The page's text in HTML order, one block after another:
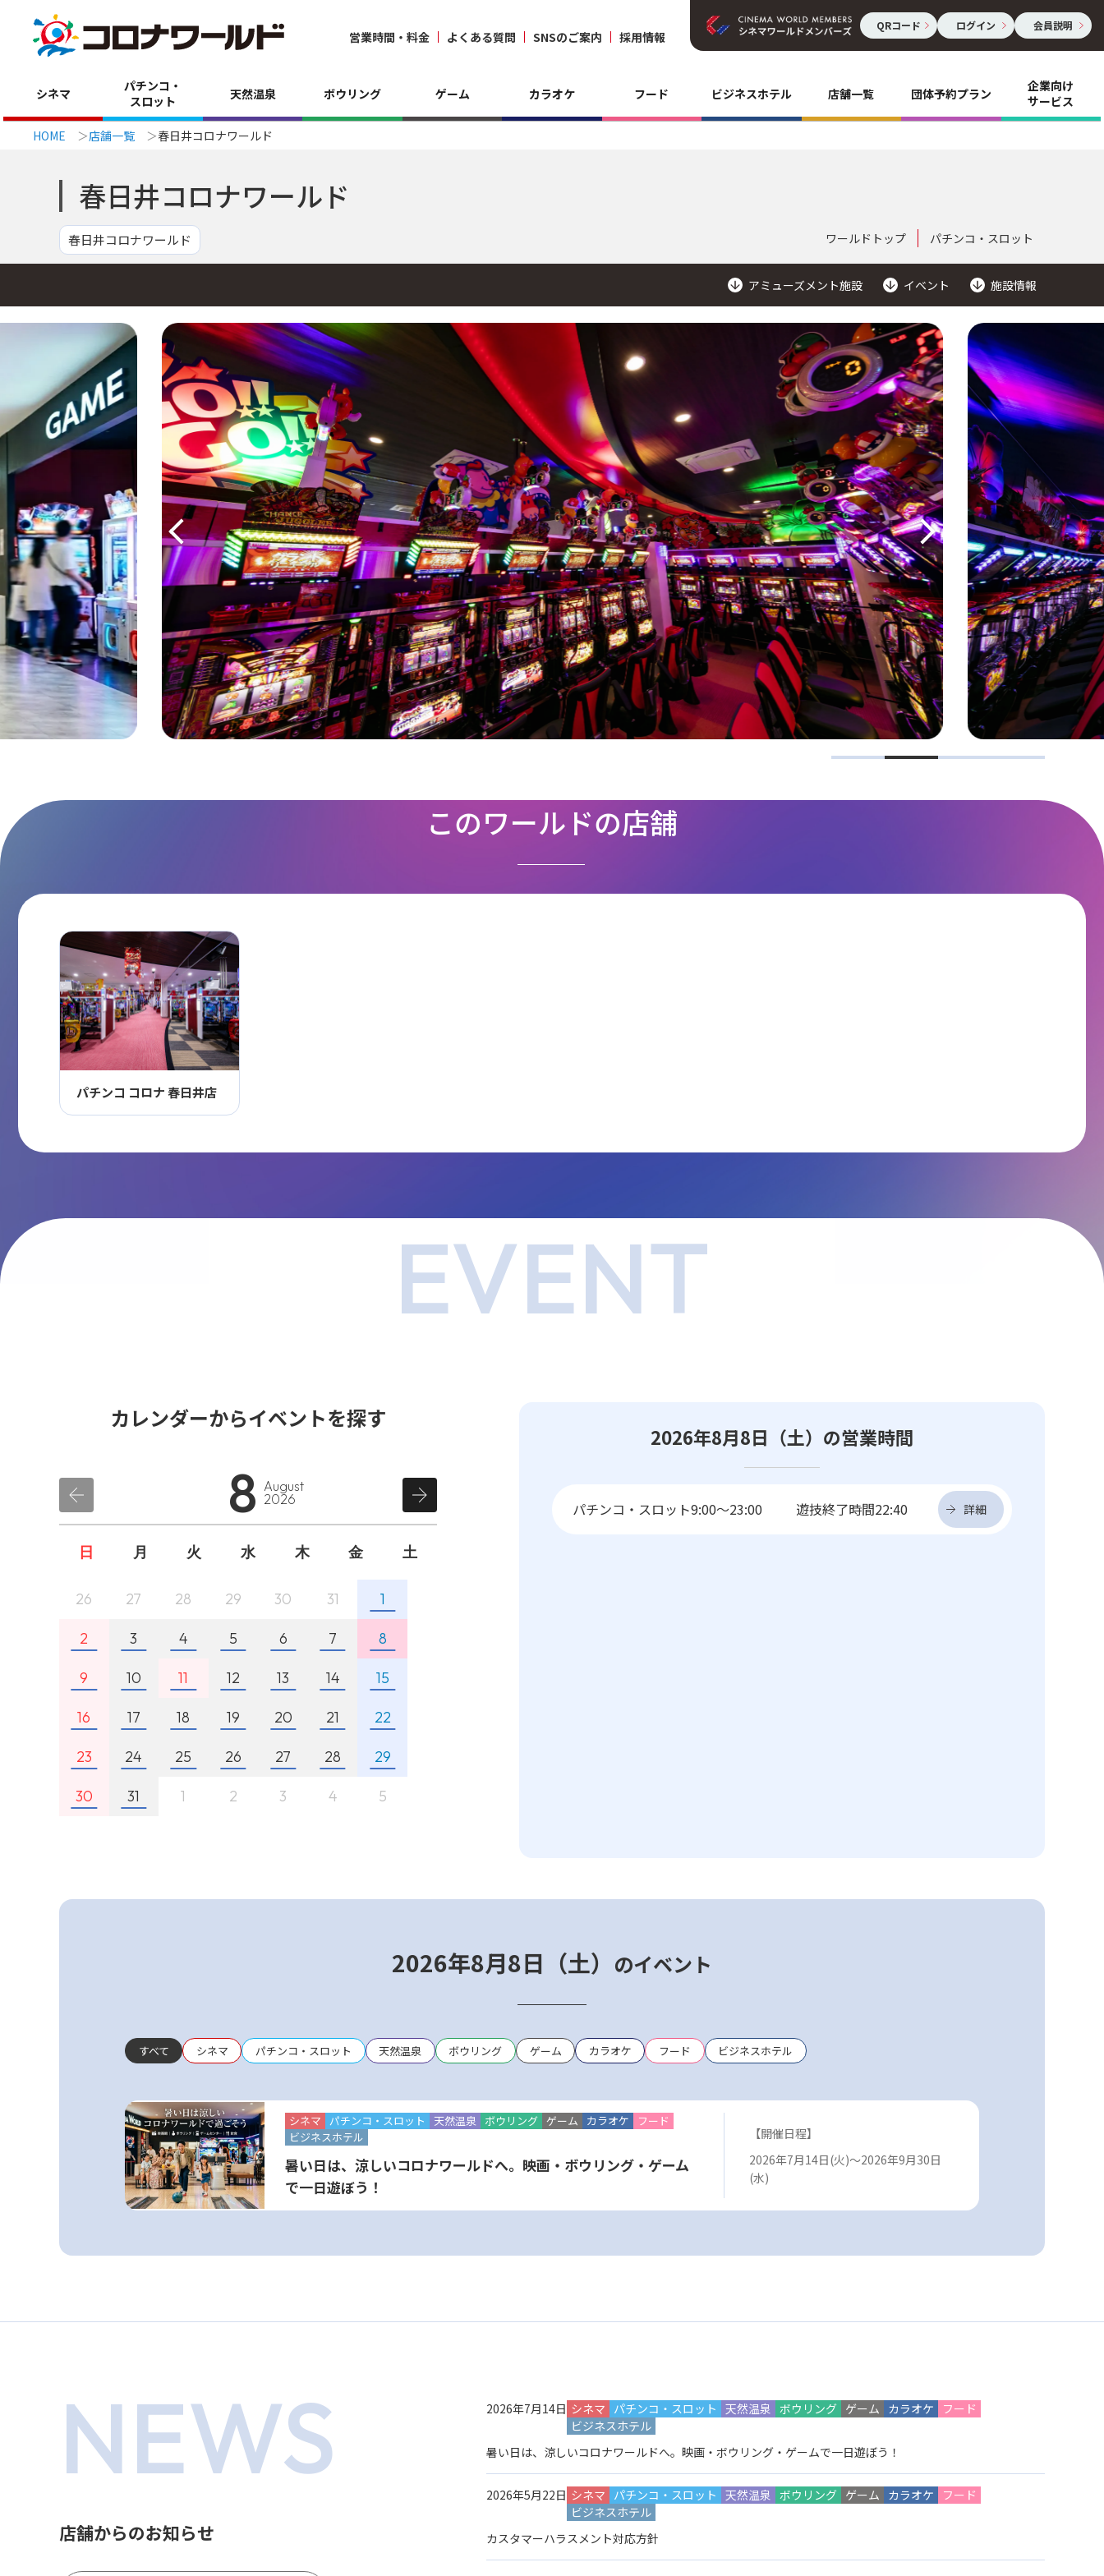
営業時間・料金 よくある質問 SNSのご案内 採用情報
QRコード ログイン 会員説明
シネマ
パチンコ・
スロット
天然温泉 ボウリング ゲーム カラオケ フード ビジネスホテル 店舗一覧 団体予約プラン
企業向け
サービス
HOME 店舗一覧 春日井コロナワールド
春日井コロナワールド
春日井コロナワールド ワールドトップ パチンコ・スロット
アミューズメント施設 イベント 施設情報
このワールドの店舗
パチンコ コロナ 春日井店
EVENT
カレンダーからイベントを探す
8 August
2026
日 月 火 水 木 金 土
26 27 28 29 30 31 1
2 3 4 5 6 7 8
9 10 11 12 13 14 15
16 17 18 19 20 21 22
23 24 25 26 27 28 29
30 31 1 2 3 4 5
2026年8月8日（土） のイベント
すべて シネマ パチンコ・スロット 天然温泉 ボウリング ゲーム カラオケ フード ビジネスホテル
シネマ パチンコ・スロット 天然温泉 ボウリング ゲーム カラオケ
フード
ビジネスホテル
暑い日は、涼しいコロナワールドへ。映画・ボウリング・ゲーム
で一日遊ぼう！
【開催日程】
2026年7月14日(火)～2026年9月30日
(水)
2026年8月8日（土）の営業時間
パチンコ・スロット9:00～23:00 遊技終了時間22:40 詳細
NEWS
店舗からのお知らせ
2026年7月14日 シネマ パチンコ・スロット 天然温泉 ボウリング ゲーム カラオケ
フード
ビジネスホテル
暑い日は、涼しいコロナワールドへ。映画・ボウリング・ゲームで一日遊ぼう！
2026年5月22日 シネマ パチンコ・スロット 天然温泉 ボウリング ゲーム カラオケ
フード
ビジネスホテル
カスタマーハラスメント対応方針